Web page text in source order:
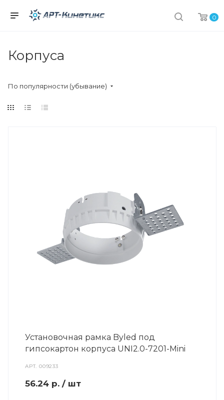
0
Корпуса
По популярности (убывание)
Установочная рамка Byled под
гипсокартон корпуса UNI2.0-7201-Mini
АРТ.009233
56.24 р. / шт